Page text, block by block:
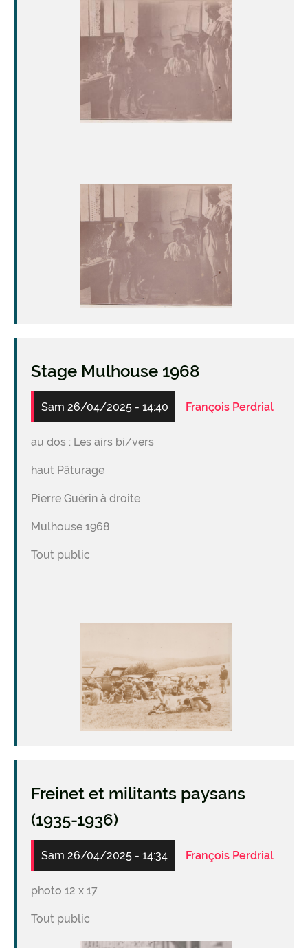
Image
Stage Mulhouse 1968
Sam 26/04/2025 - 14:40 François Perdrial
au dos : Les airs bi/vers
haut Pâturage
Pierre Guérin à droite
Mulhouse 1968
Tout public
Freinet et militants paysans
(1935-1936)
Sam 26/04/2025 - 14:34 François Perdrial
photo 12 x 17
Tout public